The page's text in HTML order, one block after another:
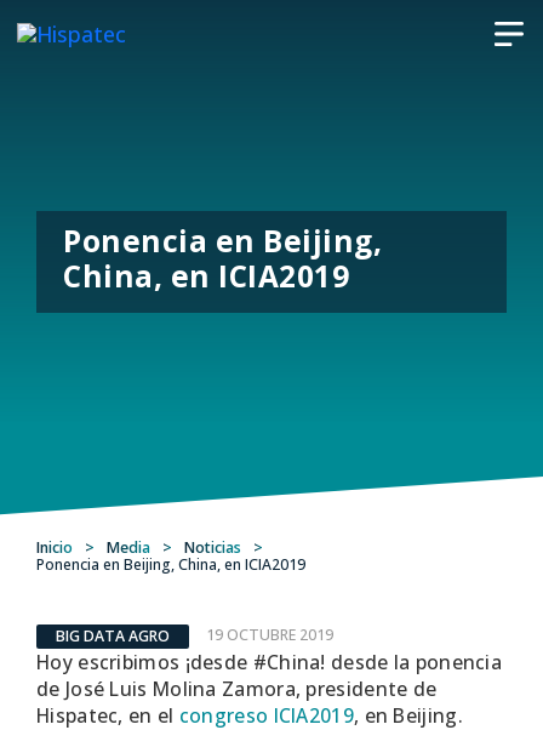
Ponencia en Beijing,
China, en ICIA2019
Inicio > Media > Noticias
>
Ponencia en Beijing, China, en ICIA2019
BIG DATA AGRO 19 OCTUBRE 2019
Hoy escribimos ¡desde #China! desde la ponencia
de José Luis Molina Zamora, presidente de
Hispatec, en el congreso ICIA2019, en Beijing.